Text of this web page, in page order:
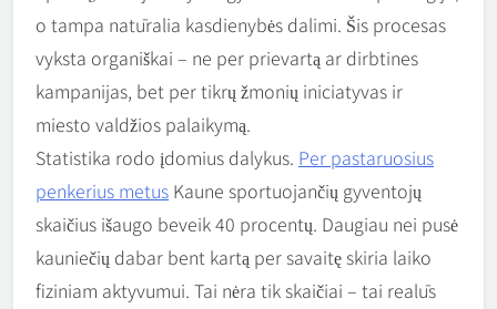
o tampa natūralia kasdienybės dalimi. Šis procesas
vyksta organiškai – ne per prievartą ar dirbtines
kampanijas, bet per tikrų žmonių iniciatyvas ir
miesto valdžios palaikymą.
Statistika rodo įdomius dalykus. Per pastaruosius
penkerius metus Kaune sportuojančių gyventojų
skaičius išaugo beveik 40 procentų. Daugiau nei pusė
kauniečių dabar bent kartą per savaitę skiria laiko
fiziniam aktyvumui. Tai nėra tik skaičiai – tai realūs